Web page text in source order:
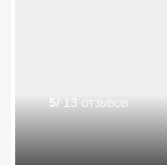
5/ 13 отзывов